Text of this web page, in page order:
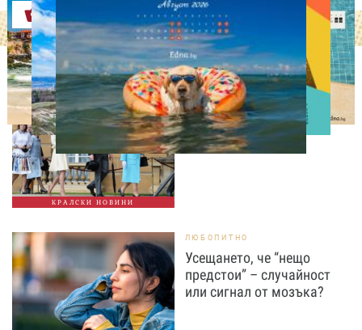
Оферти
КРАЛСКИ НОВИНИ
СВОБОДНО ВРЕМЕ
Ново бебе в кралското
семейство
ЛЮБОПИТНО
Усещането, че “нещо
предстои” – случайност
или сигнал от мозъка?